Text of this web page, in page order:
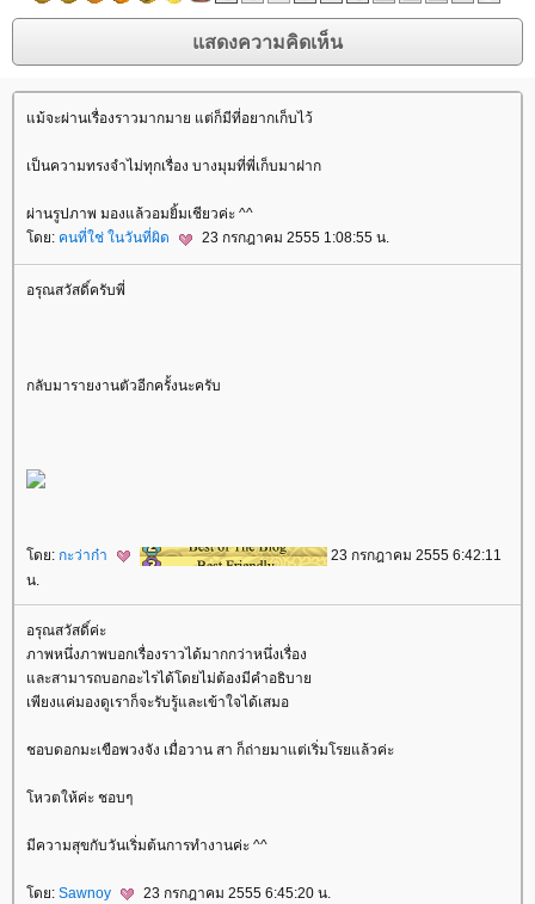
ม้จะผ่านเรื่องราวมากมาย แต่ก็มีที่อยากเก็บไว้
เป็นความทรงจำไม่ทุกเรื่อง บางมุมที่พี่เก็บมาฝาก
ผ่านรูปภาพ มองแล้วอมยิ้มเชียวค่ะ ^^
ดย: คนที่ใช่ ในวันที่ผิด 23 กรกฎาคม 2555 1:08:55 น.
อรุณสวัสดิ์ครับพี่
กลับมารายงานตัวอีกครั้งนะครับ
ดย: กะว่าก๋า
23 กรกฎาคม 2555 6:42:11
น.
อรุณสวัสดิ์ค่ะ
ภาพหนึ่งภาพบอกเรื่องราวได้มากกว่าหนึ่งเรื่อง
ละสามารถบอกอะไรได้โดยไม่ต้องมีคำอธิบา
เพียงแค่มองดูเราก็จะรับรู้และเข้าใจได้เสมอ
ชอบดอกมะเขือพวงจัง เมื่อวาน สา ก็ถ่ายมาแต่เริ่มโรยแล้วค่ะ
หวตให้ค่ะ ชอบๆ
มีความสุขกับวันเริ่มต้นการทำงานค่ะ ^^
ดย: Sawnoy 23 กรกฎาคม 2555 6:45:20 น.